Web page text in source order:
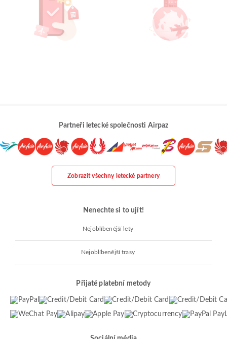
Partneři letecké společnosti Airpaz
Zobrazit všechny letecké partnery
Nenechte si to ujít!
Nejoblíbenější lety
Nejoblíbenější trasy
Přijaté platební metody